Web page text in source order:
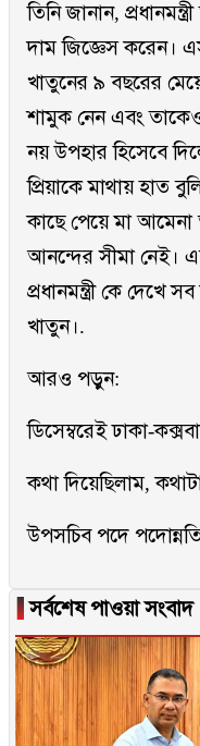
তিনি জানান,
দাম জিজ্ঞেস করেন।
খাতুনের ৯ বছরের
শামুক নেন এবং
নয় উপহার হিসেবে
প্রিয়াকে মাথায় হাত
কাছে পেয়ে মা আমেনা
আনন্দের সীমা নেই।
প্রধানমন্ত্রী কে দেখে
খাতুন।.
আরও পড়ুন:
ডিসেম্বরেই ঢাকা-
কথা দিয়েছিলাম, কথাটা
উপসচিব পদে
▐সর্বশেষ পাওয়া সংবাদ